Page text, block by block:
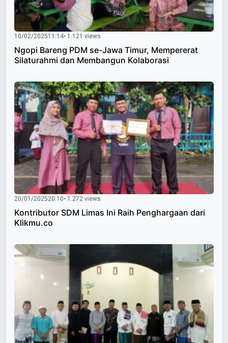
10/02/202511:14• 1.121 views
Ngopi Bareng PDM se-Jawa Timur, Mempererat
Silaturahmi dan Membangun Kolaborasi
20/01/202520:10• 1.272 views
Kontributor SDM Limas Ini Raih Penghargaan dari
Klikmu.co